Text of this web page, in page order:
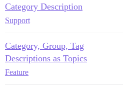
Category Description
Support
Category, Group, Tag
Descriptions as Topics
Feature